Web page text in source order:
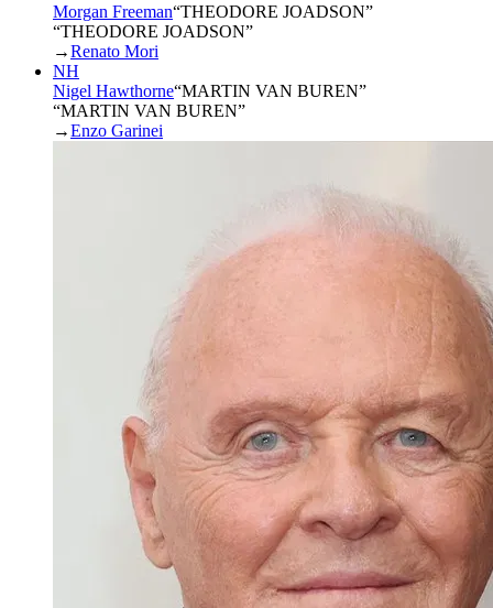
Morgan Freeman“THEODORE JOADSON”
“THEODORE JOADSON”
→Renato Mori
NH
Nigel Hawthorne“MARTIN VAN BUREN”
“MARTIN VAN BUREN”
→Enzo Garinei